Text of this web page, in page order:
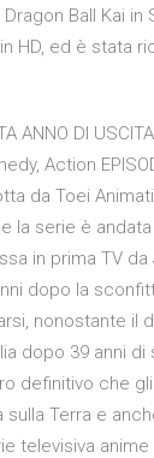
Ball Kai in
HD, ed è stata
ANNO DI
Action
da Toei
la serie è
in prima TV
dopo la
nonostante il
dopo 39 anni
definitivo che
Terra e
televisiva